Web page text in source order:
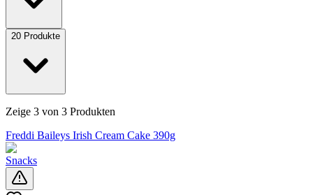
20 Produkte
Zeige 3 von 3 Produkten
Freddi Baileys Irish Cream Cake 390g
Snacks